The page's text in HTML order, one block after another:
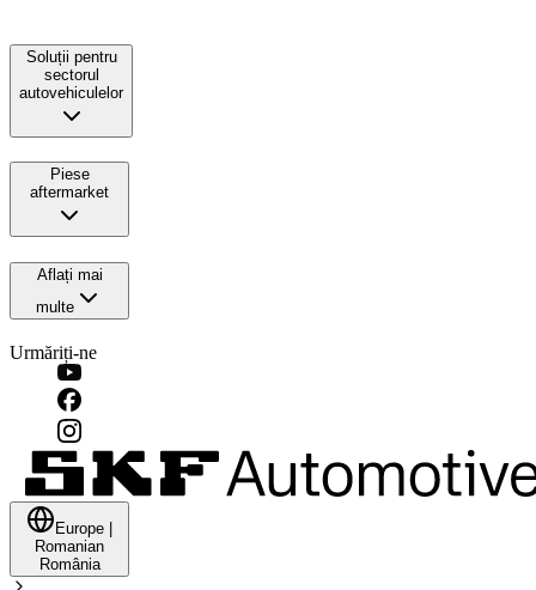
Soluții pentru
sectorul
autovehiculelor
Piese
aftermarket
Aflați mai
multe
Urmăriți-ne
Europe
Romanian
România